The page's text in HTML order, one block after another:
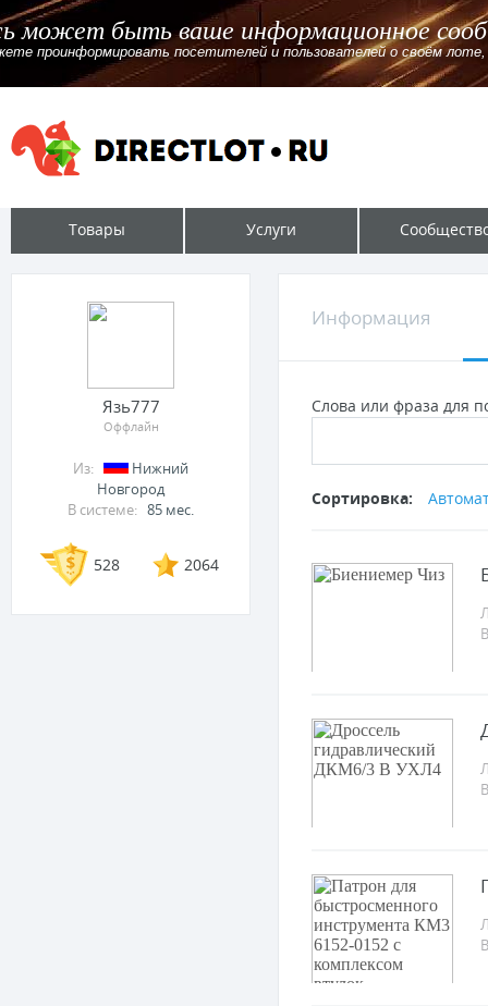
Здесь может быть ваше
Вы можете проинформировать посетителей и пользователей о
Товары Услуги
Язь777
Оффлайн
Из:
Нижний
Новгород
В системе: 85 мес.
528 2064
Информация
Слова или фраза для
Сортировка: